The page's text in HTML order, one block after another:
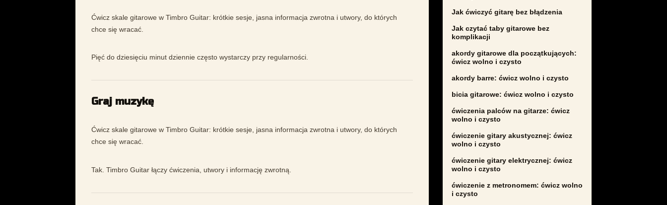
Ćwicz skale gitarowe w Timbro Guitar: krótkie sesje, jasna informacja zwrotna i utwory, do których
chce się wracać.
Pięć do dziesięciu minut dziennie często wystarczy przy regularności.
Graj muzykę
Ćwicz skale gitarowe w Timbro Guitar: krótkie sesje, jasna informacja zwrotna i utwory, do których
chce się wracać.
Tak. Timbro Guitar łączy ćwiczenia, utwory i informację zwrotną.
Jak ćwiczyć gitarę bez błądzenia
Jak czytać taby gitarowe bez
komplikacji
akordy gitarowe dla początkujących:
ćwicz wolno i czysto
akordy barre: ćwicz wolno i czysto
bicia gitarowe: ćwicz wolno i czysto
ćwiczenia palców na gitarze: ćwicz
wolno i czysto
ćwiczenie gitary akustycznej: ćwicz
wolno i czysto
ćwiczenie gitary elektrycznej: ćwicz
wolno i czysto
ćwiczenie z metronomem: ćwicz wolno
i czysto